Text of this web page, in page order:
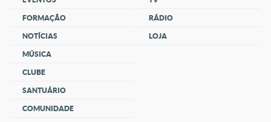
FORMAÇÃO
NOTÍCIAS
MÚSICA
CLUBE
SANTUÁRIO
COMUNIDADE
RÁDIO
LOJA